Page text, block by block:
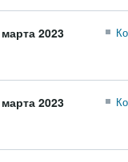
2023
2023